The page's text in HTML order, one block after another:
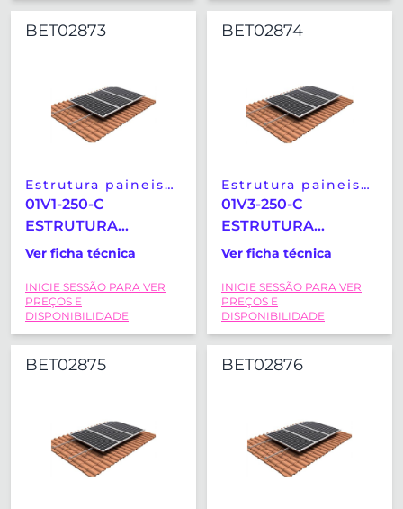
BET02873
Estrutura paineis
solares
01V1-250-C
ESTRUTURA
COPLANAR TELHA
VERTICAL SUNFER
(2279X1150MM)
Ver ficha técnica
INICIE SESSÃO PARA VER
PREÇOS E
DISPONIBILIDADE
BET02874
Estrutura paineis
solares
01V3-250-C
ESTRUTURA
COPLANAR TELHA
VERTICAL SUNFER
(2279X1150MM)
Ver ficha técnica
INICIE SESSÃO PARA VER
PREÇOS E
DISPONIBILIDADE
BET02875 BET02876